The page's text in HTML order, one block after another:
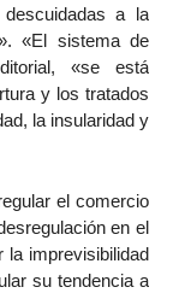
a la
«El sistema de
«se está
y los tratados
la insularidad y
el comercio
en el
la imprevisibilidad
su tendencia a